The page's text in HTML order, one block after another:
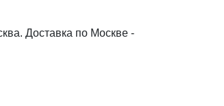
Доставка по Москве -